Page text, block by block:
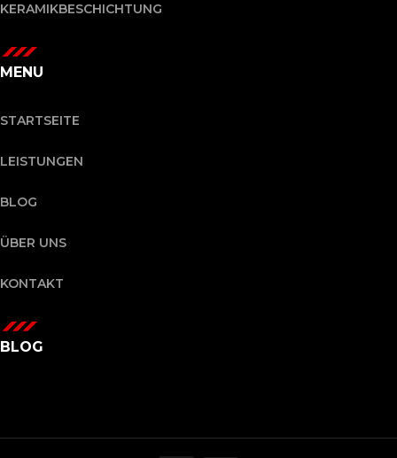
KERAMIKBESCHICHTUNG
MENU
STARTSEITE
LEISTUNGEN
BLOG
ÜBER UNS
KONTAKT
BLOG